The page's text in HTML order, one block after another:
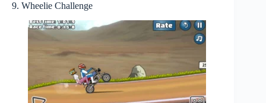
9. Wheelie Challenge